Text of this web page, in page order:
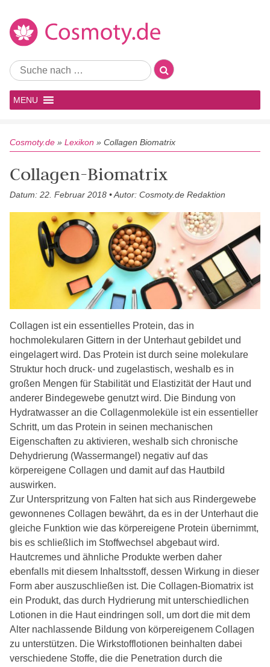
MENU
Cosmoty.de » Lexikon » Collagen Biomatrix
Collagen-Biomatrix
Datum: 22. Februar 2018 • Autor: Cosmoty.de Redaktion
Collagen ist ein essentielles Protein, das in
hochmolekularen Gittern in der Unterhaut gebildet und
eingelagert wird. Das Protein ist durch seine molekulare
Struktur hoch druck- und zugelastisch, weshalb es in
großen Mengen für Stabilität und Elastizität der Haut und
anderer Bindegewebe genutzt wird. Die Bindung von
Hydratwasser an die Collagenmoleküle ist ein essentieller
Schritt, um das Protein in seinen mechanischen
Eigenschaften zu aktivieren, weshalb sich chronische
Dehydrierung (Wassermangel) negativ auf das
körpereigene Collagen und damit auf das Hautbild
auswirken.
Zur Unterspritzung von Falten hat sich aus Rindergewebe
gewonnenes Collagen bewährt, da es in der Unterhaut die
gleiche Funktion wie das körpereigene Protein übernimmt,
bis es schließlich im Stoffwechsel abgebaut wird.
Hautcremes und ähnliche Produkte werben daher
ebenfalls mit diesem Inhaltsstoff, dessen Wirkung in dieser
Form aber auszuschließen ist. Die Collagen-Biomatrix ist
ein Produkt, das durch Hydrierung mit unterschiedlichen
Lotionen in die Haut eindringen soll, um dort die mit dem
Alter nachlassende Bildung von körpereigenem Collagen
zu unterstützen. Die Wirkstofflotionen beinhalten dabei
verschiedene Stoffe, die die Penetration durch die